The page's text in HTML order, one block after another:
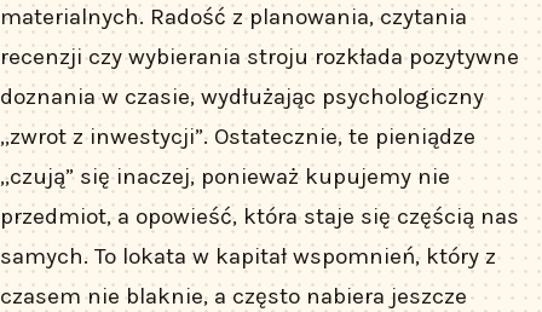
materialnych. Radość z planowania, czytania
recenzji czy wybierania stroju rozkłada pozytywne
doznania w czasie, wydłużając psychologiczny
„zwrot z inwestycji”. Ostatecznie, te pieniądze
„czują” się inaczej, ponieważ kupujemy nie
przedmiot, a opowieść, która staje się częścią nas
samych. To lokata w kapitał wspomnień, który z
czasem nie blaknie, a często nabiera jeszcze